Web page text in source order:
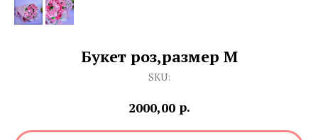
Букет роз,размер М
SKU:
2000,00 р.